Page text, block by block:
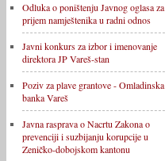
Odluka o poništenju Javnog oglasa za
prijem namještenika u radni odnos
Javni konkurs za izbor i imenovanje
direktora JP Vareš-stan
Poziv za plave grantove - Omladinska
banka Vareš
Javna rasprava o Nacrtu Zakona o
prevenciji i suzbijanju korupcije u
Zeničko-dobojskom kantonu